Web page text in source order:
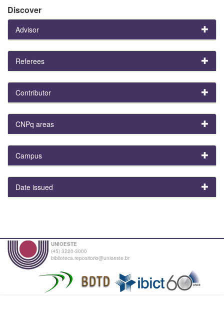
Discover
Advisor
Referees
Contributor
CNPq areas
Campus
Date issued
UNIOESTE
(45) 3220-3000
biblioteca.repositorio@unioeste.br